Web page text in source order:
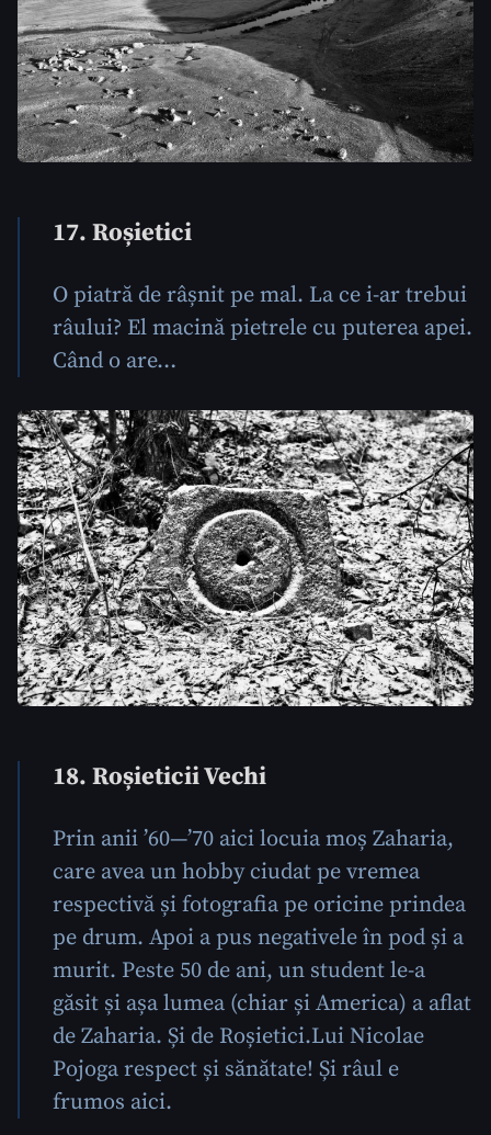
17. Roșietici
O piatră de râșnit pe mal. La ce i-ar trebui
râului? El macină pietrele cu puterea apei.
Când o are…
18. Roșieticii Vechi
Prin anii ’60—’70 aici locuia moș Zaharia,
care avea un hobby ciudat pe vremea
respectivă și fotografia pe oricine prindea
pe drum. Apoi a pus negativele în pod și a
murit. Peste 50 de ani, un student le-a
găsit și așa lumea (chiar și America) a aflat
de Zaharia. Și de Roșietici.Lui Nicolae
Pojoga respect și sănătate! Și râul e
frumos aici.